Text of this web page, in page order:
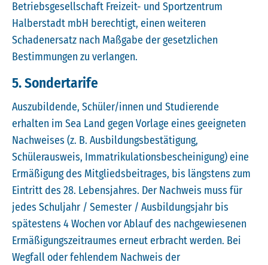
Betriebsgesellschaft Freizeit- und Sportzentrum
Halberstadt mbH berechtigt, einen weiteren
Schadenersatz nach Maßgabe der gesetzlichen
Bestimmungen zu verlangen.
5. Sondertarife
Auszubildende, Schüler/innen und Studierende
erhalten im Sea Land gegen Vorlage eines geeigneten
Nachweises (z. B. Ausbildungsbestätigung,
Schülerausweis, Immatrikulationsbescheinigung) eine
Ermäßigung des Mitgliedsbeitrages, bis längstens zum
Eintritt des 28. Lebensjahres. Der Nachweis muss für
jedes Schuljahr / Semester / Ausbildungsjahr bis
spätestens 4 Wochen vor Ablauf des nachgewiesenen
Ermäßigungszeitraumes erneut erbracht werden. Bei
Wegfall oder fehlendem Nachweis der